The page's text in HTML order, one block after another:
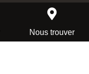
Nous trouver